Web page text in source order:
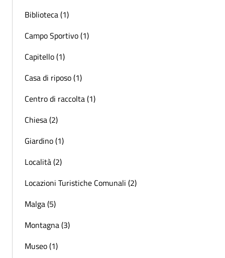
Biblioteca (1)
Campo Sportivo (1)
Capitello (1)
Casa di riposo (1)
Centro di raccolta (1)
Chiesa (2)
Giardino (1)
Località (2)
Locazioni Turistiche Comunali (2)
Malga (5)
Montagna (3)
Museo (1)